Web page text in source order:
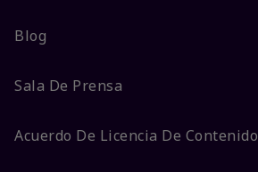
Blog
Sala De Prensa
Acuerdo De Licencia De Contenido